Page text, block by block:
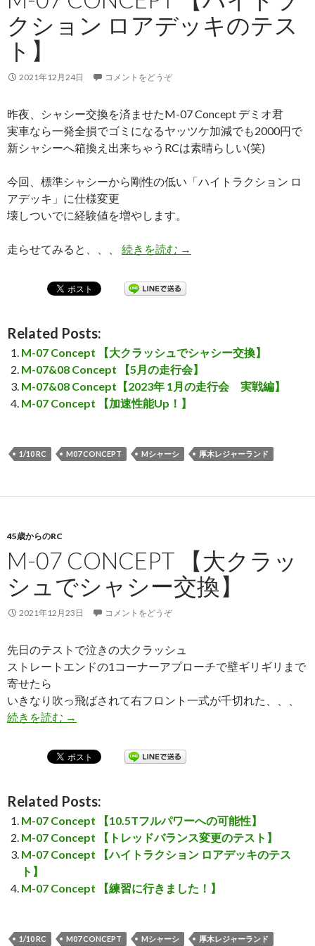
クション ロアデッキのテス
ト】
2021年12月24日 コメントをどうぞ
昨夜、シャシー交換を済ませたM-07 Concept デミオ君
実車なら一発全損でゴミになるヤッツケ加減でも2000円で
新シャシーへ箱換え出来ちゃうRCは素晴らしい(笑)
今回、標準シャシーから剛性の低い「ハイトラクション ロ
アデッキ」に仕様変更
壊しついでに経験値を増やします。
走らせてみると、、、 続きを読む M-07 Concept 【ハイト
→
Related Posts:
M-07 Concept 【大クラッシュでシャシー交換】
M-07&08 Concept 【5月の走行会】
M-07&08 Concept【2023年 1月の走行会 実戦編】
M-07 Concept 【加速性能Up！】
1/10 RC M07 CONCEPT Mシャーシ 厚木レジャーランド
45歳からのRC
M-07 CONCEPT 【大クラッ
シュでシャシー交換】
2021年12月23日 コメントをどうぞ
先日のテストで泣きの大クラッシュ
ストレートエンドの1コーナーアプローチで壁ギリギリまで
寄せたら
いきなり吹っ飛ばされて右フロント一式が千切れた、、、
続きを読む M-07 Concept 【大クラッシュでシャシー交換】
→
Related Posts:
M-07 Concept 【10.5Tフルパワーへの可能性】
M-07 Concept 【トレッドバランス変更のテスト】
M-07 Concept 【ハイトラクション ロアデッキのテス
ト】
M-07 Concept 【練習に行きました！】
1/10 RC M07 CONCEPT Mシャーシ 厚木レジャーランド